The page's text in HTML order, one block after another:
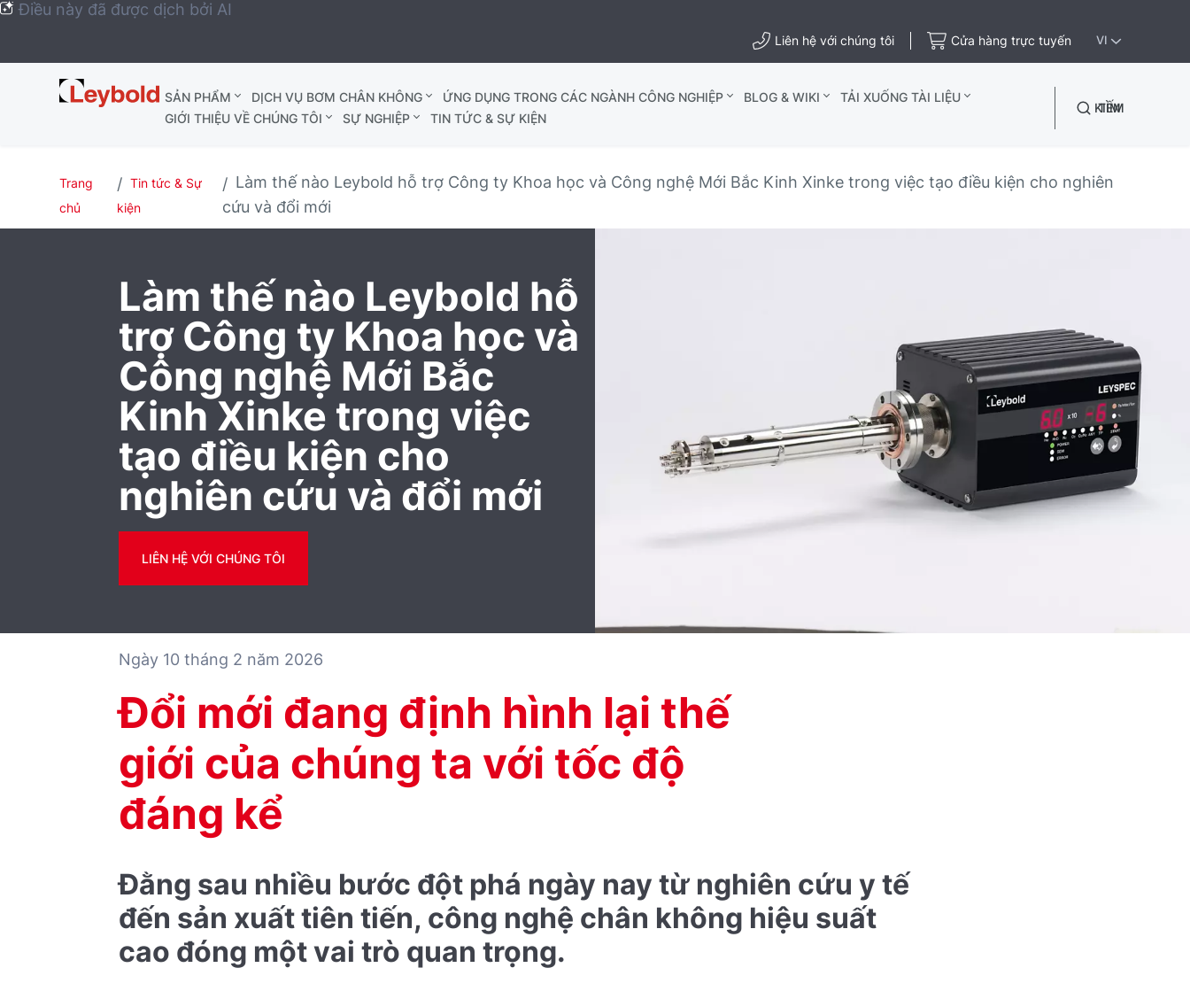
Điều này đã được dịch bởi AI
Liên hệ với chúng tôi Cửa hàng trực tuyến VI
Leybold
Global
SẢN PHẨM DỊCH VỤ BƠM CHÂN KHÔNG ỨNG DỤNG TRONG CÁC NGÀNH CÔNG NGHIỆP BLOG & WIKI
TẢI XUỐNG TÀI LIỆU
GIỚI THIỆU VỀ CHÚNG TÔI
SỰ NGHIỆP TIN TỨC & SỰ KIỆN
TÌM KIẾM
Trang
chủ
Tin tức & Sự
kiện
Làm thế nào Leybold hỗ trợ Công ty Khoa học và Công nghệ Mới Bắc Kinh Xinke trong việc tạo điều kiện cho nghiên
cứu và đổi mới
Làm thế nào Leybold hỗ
trợ Công ty Khoa học và
Công nghệ Mới Bắc
Kinh Xinke trong việc
tạo điều kiện cho
nghiên cứu và đổi mới
LIÊN HỆ VỚI CHÚNG TÔI
Ngày 10 tháng 2 năm 2026
Đổi mới đang định hình lại thế
giới của chúng ta với tốc độ
đáng kể
Đằng sau nhiều bước đột phá ngày nay từ nghiên cứu y tế
đến sản xuất tiên tiến, công nghệ chân không hiệu suất
cao đóng một vai trò quan trọng.